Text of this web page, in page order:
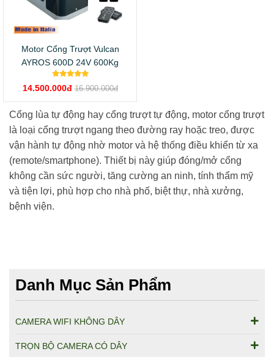
Motor Cổng Trượt Vulcan
AYROS 600D 24V 600Kg
14.500.000đ 16.900.000đ
Cổng lùa tự động hay cổng trượt tự động, motor cổng trượt
là loại cổng trượt ngang theo đường ray hoặc treo, được
vận hành tự động nhờ motor và hệ thống điều khiển từ xa
(remote/smartphone). Thiết bị này giúp đóng/mở cổng
không cần sức người, tăng cường an ninh, tính thẩm mỹ
và tiện lợi, phù hợp cho nhà phố, biệt thự, nhà xưởng,
bệnh viện.
Danh Mục Sản Phẩm
CAMERA WIFI KHÔNG DÂY
TRỌN BỘ CAMERA CÓ DÂY